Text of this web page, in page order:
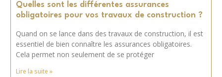
Quelles sont les différentes assurances
obligatoires pour vos travaux de construction ?
Quand on se lance dans des travaux de construction, il est
essentiel de bien connaître les assurances obligatoires.
Cela permet non seulement de se protéger
Lire la suite »